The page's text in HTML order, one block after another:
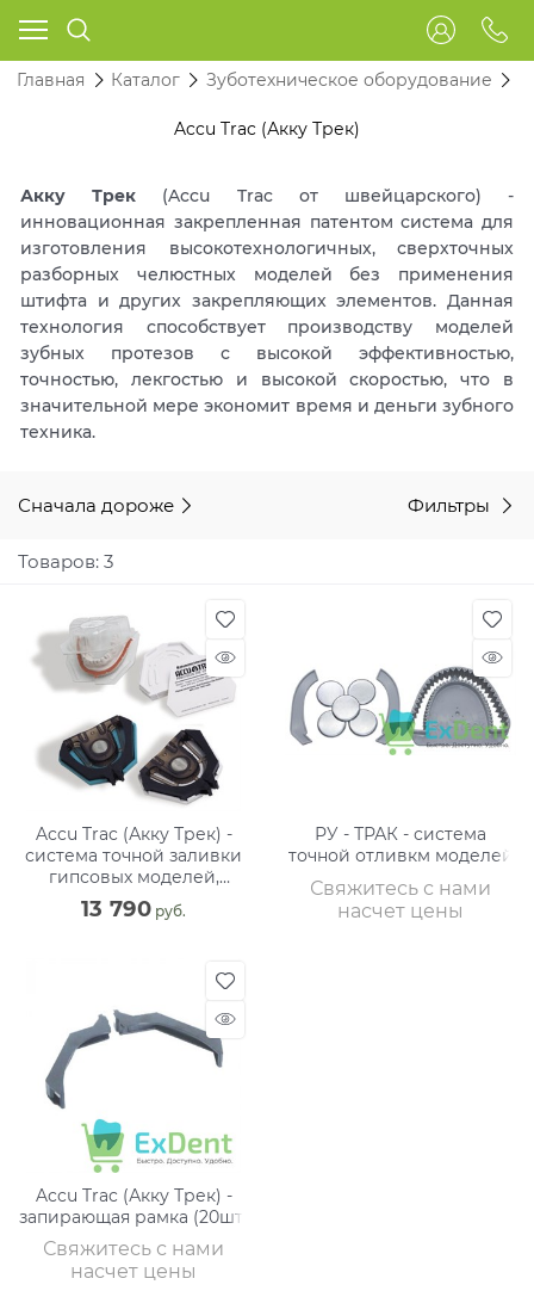
Главная Каталог Зуботехническое оборудование
Accu Trac (Акку Трек)
Акку Трек (Accu Trac от швейцарского) -
инновационная закрепленная патентом система для
изготовления высокотехнологичных, сверхточных
разборных челюстных моделей без применения
штифта и других закрепляющих элементов. Данная
технология способствует производству моделей
зубных протезов с высокой эффективностью,
точностью, лекгостью и высокой скоростью, что в
значительной мере экономит время и деньги зубного
техника.
Сначала дороже Фильтры
Товаров: 3
Accu Trac (Акку Трек) -
система точной заливки
гипсовых моделей,
стартовый набор
13 790 руб.
РУ - ТРАК - система
точной отливкм моделей
Свяжитесь с нами
насчет цены
Accu Trac (Акку Трек) -
запирающая рамка (20шт)
Свяжитесь с нами
насчет цены